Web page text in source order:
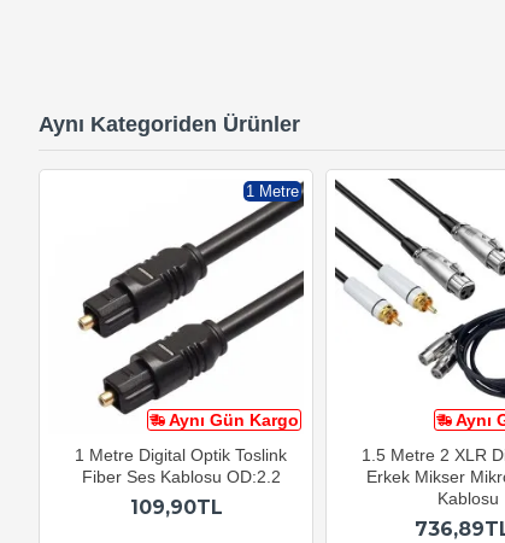
Aynı Kategoriden Ürünler
Aynı Gün Kargo
1 Metre
1 Metre Digital Optik Toslink
Fiber Ses Kablosu OD:2.2
109,90TL
Aynı
1.5 Metre 2 XLR
Erkek Mikser
Kablosu